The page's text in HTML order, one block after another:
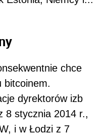
chce
bitcoinem.
dyrektorów izb
8 stycznia 2014 r.,
i w Łodzi z 7